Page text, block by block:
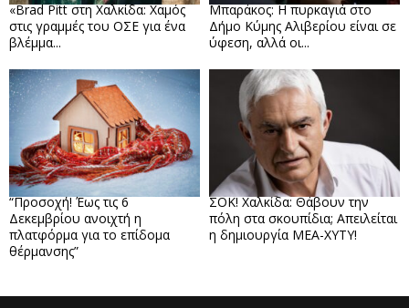
«Brad Pitt στη Χαλκίδα: Χαμός
στις γραμμές του ΟΣΕ για ένα
βλέμμα...
Μπαράκος: Η πυρκαγιά στο
Δήμο Κύμης Αλιβερίου είναι σε
ύφεση, αλλά οι...
“Προσοχή! Έως τις 6
Δεκεμβρίου ανοιχτή η
πλατφόρμα για το επίδομα
θέρμανσης”
ΣΟΚ! Χαλκίδα: Θάβουν την
πόλη στα σκουπίδια; Απειλείται
η δημιουργία ΜΕΑ-ΧΥΤΥ!